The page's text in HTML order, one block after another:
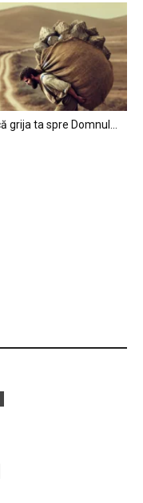
grija ta spre Domnul…